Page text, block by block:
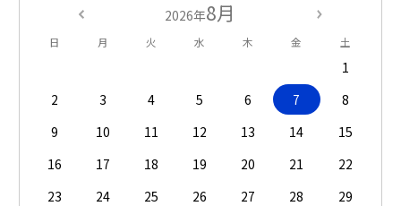
2026年8月
日 月 火 水 木 金 土
1
2
3 4 5 6 7
8
9
10 11 12 13 14
15
16
17 18 19 20 21
22
23
24 25 26 27 28
29